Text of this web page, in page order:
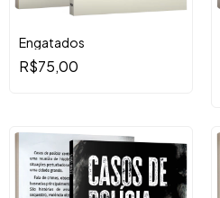
Engatados
R$75,00